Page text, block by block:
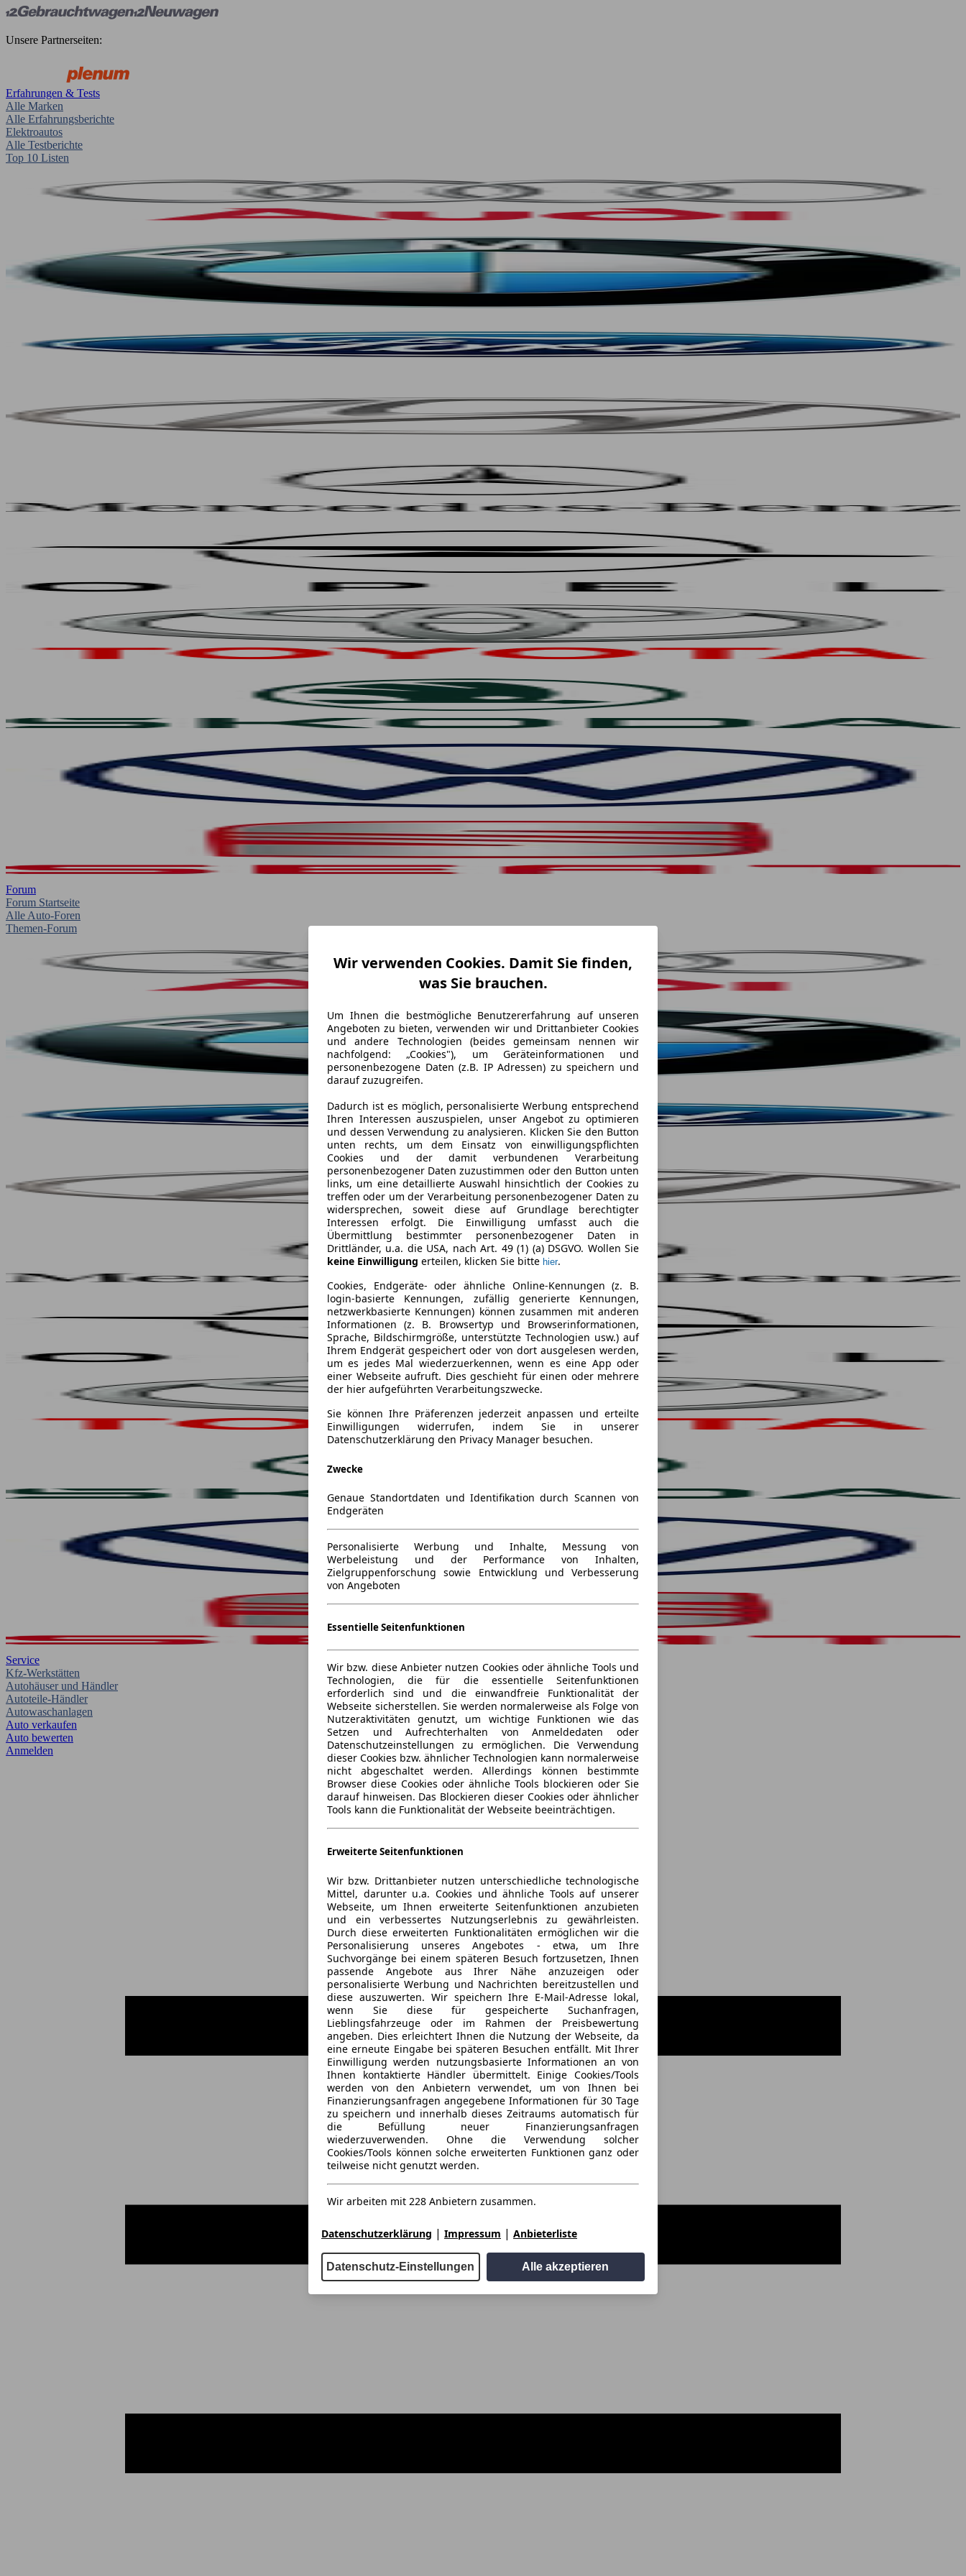
Unsere Partnerseiten:
Erfahrungen & Tests
Alle Marken
Alle Erfahrungsberichte
Elektroautos
Alle Testberichte
Top 10 Listen
Forum
Forum Startseite
Alle Auto-Foren
Themen-Forum
Service
Kfz-Werkstätten
Autohäuser und Händler
Autoteile-Händler
Autowaschanlagen
Auto verkaufen
Auto bewerten
Anmelden
Wir verwenden Cookies. Damit Sie finden,
was Sie brauchen.
Um Ihnen die bestmögliche Benutzererfahrung auf unseren
Angeboten zu bieten, verwenden wir und Drittanbieter Cookies
und andere Technologien (beides gemeinsam nennen wir
nachfolgend: „Cookies"), um Geräteinformationen und
personenbezogene Daten (z.B. IP Adressen) zu speichern und
darauf zuzugreifen.
Dadurch ist es möglich, personalisierte Werbung entsprechend
Ihren Interessen auszuspielen, unser Angebot zu optimieren
und dessen Verwendung zu analysieren. Klicken Sie den Button
unten rechts, um dem Einsatz von einwilligungspflichten
Cookies und der damit verbundenen Verarbeitung
personenbezogener Daten zuzustimmen oder den Button unten
links, um eine detaillierte Auswahl hinsichtlich der Cookies zu
treffen oder um der Verarbeitung personenbezogener Daten zu
widersprechen, soweit diese auf Grundlage berechtigter
Interessen erfolgt. Die Einwilligung umfasst auch die
Übermittlung bestimmter personenbezogener Daten in
Drittländer, u.a. die USA, nach Art. 49 (1) (a) DSGVO. Wollen Sie
keine Einwilligung erteilen, klicken Sie bitte hier.
Cookies, Endgeräte- oder ähnliche Online-Kennungen (z. B.
login-basierte Kennungen, zufällig generierte Kennungen,
netzwerkbasierte Kennungen) können zusammen mit anderen
Informationen (z. B. Browsertyp und Browserinformationen,
Sprache, Bildschirmgröße, unterstützte Technologien usw.) auf
Ihrem Endgerät gespeichert oder von dort ausgelesen werden,
um es jedes Mal wiederzuerkennen, wenn es eine App oder
einer Webseite aufruft. Dies geschieht für einen oder mehrere
der hier aufgeführten Verarbeitungszwecke.
Sie können Ihre Präferenzen jederzeit anpassen und erteilte
Einwilligungen widerrufen, indem Sie in unserer
Datenschutzerklärung den Privacy Manager besuchen.
Zwecke
Genaue Standortdaten und Identifikation durch Scannen von
Endgeräten
Personalisierte Werbung und Inhalte, Messung von
Werbeleistung und der Performance von Inhalten,
Zielgruppenforschung sowie Entwicklung und Verbesserung
von Angeboten
Essentielle Seitenfunktionen
Wir bzw. diese Anbieter nutzen Cookies oder ähnliche Tools und
Technologien, die für die essentielle Seitenfunktionen
erforderlich sind und die einwandfreie Funktionalität der
Webseite sicherstellen. Sie werden normalerweise als Folge von
Nutzeraktivitäten genutzt, um wichtige Funktionen wie das
Setzen und Aufrechterhalten von Anmeldedaten oder
Datenschutzeinstellungen zu ermöglichen. Die Verwendung
dieser Cookies bzw. ähnlicher Technologien kann normalerweise
nicht abgeschaltet werden. Allerdings können bestimmte
Browser diese Cookies oder ähnliche Tools blockieren oder Sie
darauf hinweisen. Das Blockieren dieser Cookies oder ähnlicher
Tools kann die Funktionalität der Webseite beeinträchtigen.
Erweiterte Seitenfunktionen
Wir bzw. Drittanbieter nutzen unterschiedliche technologische
Mittel, darunter u.a. Cookies und ähnliche Tools auf unserer
Webseite, um Ihnen erweiterte Seitenfunktionen anzubieten
und ein verbessertes Nutzungserlebnis zu gewährleisten.
Durch diese erweiterten Funktionalitäten ermöglichen wir die
Personalisierung unseres Angebotes - etwa, um Ihre
Suchvorgänge bei einem späteren Besuch fortzusetzen, Ihnen
passende Angebote aus Ihrer Nähe anzuzeigen oder
personalisierte Werbung und Nachrichten bereitzustellen und
diese auszuwerten. Wir speichern Ihre E-Mail-Adresse lokal,
wenn Sie diese für gespeicherte Suchanfragen,
Lieblingsfahrzeuge oder im Rahmen der Preisbewertung
angeben. Dies erleichtert Ihnen die Nutzung der Webseite, da
eine erneute Eingabe bei späteren Besuchen entfällt. Mit Ihrer
Einwilligung werden nutzungsbasierte Informationen an von
Ihnen kontaktierte Händler übermittelt. Einige Cookies/Tools
werden von den Anbietern verwendet, um von Ihnen bei
Finanzierungsanfragen angegebene Informationen für 30 Tage
zu speichern und innerhalb dieses Zeitraums automatisch für
die Befüllung neuer Finanzierungsanfragen
wiederzuverwenden. Ohne die Verwendung solcher
Cookies/Tools können solche erweiterten Funktionen ganz oder
teilweise nicht genutzt werden.
Wir arbeiten mit 228 Anbietern zusammen.
Datenschutzerklärung | Impressum | Anbieterliste
Datenschutz-Einstellungen Alle akzeptieren